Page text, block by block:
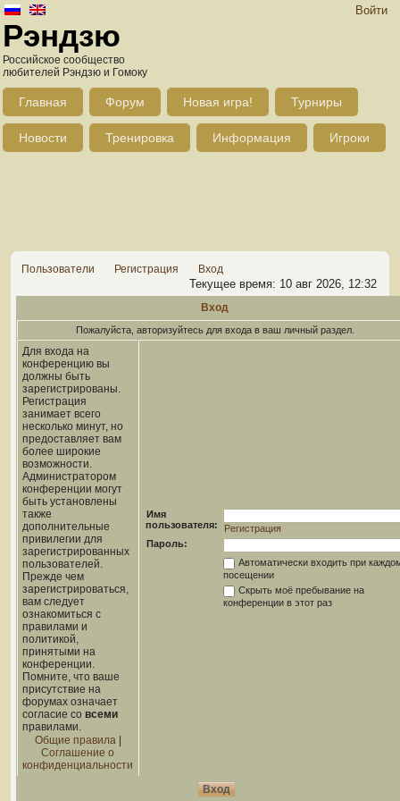
Войти
Рэндзю
Российское сообщество
любителей Рэндзю и Гомоку
Главная Форум Новая игра! Турниры
Новости Тренировка Информация Игроки
Пользователи Регистрация Вход
Текущее время: 10 авг 2026, 12:32
Вход
Пожалуйста, авторизуйтесь для входа в ваш личный раздел.
Для входа на
конференцию вы
должны быть
зарегистрированы.
Регистрация
занимает всего
несколько минут, но
предоставляет вам
более широкие
возможности.
Администратором
конференции могут
быть установлены
также
дополнительные
привилегии для
зарегистрированных
пользователей.
Прежде чем
зарегистрироваться,
вам следует
ознакомиться с
правилами и
политикой,
принятыми на
конференции.
Помните, что ваше
присутствие на
форумах означает
согласие со всеми
правилами.
Общие правила|
Соглашение о
конфиденциальности
Имя
пользователя:
Регистрация
Пароль:
Автоматически входить при
посещении
Скрыть моё пребывание на
конференции в этот раз